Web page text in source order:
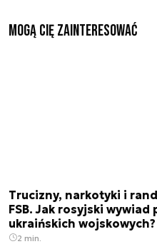
Mogą Cię zainteresować
Trucizny, narkotyki i
FSB. Jak rosyjski wywiad
ukraińskich wojskowych?
2 min.